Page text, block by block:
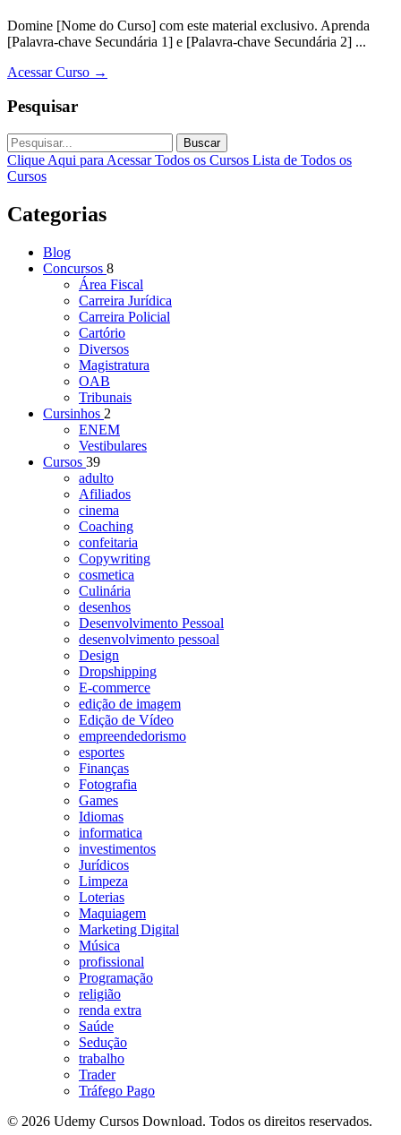
Domine [Nome do Curso] com este material exclusivo. Aprenda
[Palavra-chave Secundária 1] e [Palavra-chave Secundária 2] ...
Acessar Curso →
Pesquisar
Buscar
Clique Aqui para Acessar Todos os Cursos Lista de Todos os
Cursos
Categorias
Blog
Concursos 8
Área Fiscal
Carreira Jurídica
Carreira Policial
Cartório
Diversos
Magistratura
OAB
Tribunais
Cursinhos 2
ENEM
Vestibulares
Cursos 39
adulto
Afiliados
cinema
Coaching
confeitaria
Copywriting
cosmetica
Culinária
desenhos
Desenvolvimento Pessoal
desenvolvimento pessoal
Design
Dropshipping
E-commerce
edição de imagem
Edição de Vídeo
empreendedorismo
esportes
Finanças
Fotografia
Games
Idiomas
informatica
investimentos
Jurídicos
Limpeza
Loterias
Maquiagem
Marketing Digital
Música
profissional
Programação
religião
renda extra
Saúde
Sedução
trabalho
Trader
Tráfego Pago
© 2026 Udemy Cursos Download. Todos os direitos reservados.